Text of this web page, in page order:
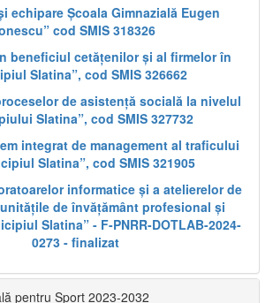
echipare Școala Gimnazială Eugen
cod SMIS 318326
beneficiul cetățenilor și al firmelor în
Slatina”, cod SMIS 326662
de asistență socială la nivelul
Slatina”, cod SMIS 327732
integrat de management al traficului
Slatina”, cod SMIS 321905
informatice și a atelierelor de
de învățământ profesional și
Slatina” - F-PNRR-DOTLAB-2024-
0273 - finalizat
pentru Sport 2023-2032